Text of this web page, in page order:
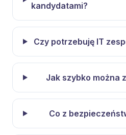
kandydatami?
Czy potrzebuję IT
Jak szybko można
Co z